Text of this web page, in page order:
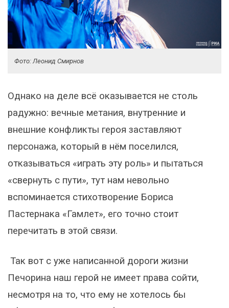
Фото: Леонид Смирнов
Однако на деле всё оказывается не столь
радужно: вечные метания, внутренние и
внешние конфликты героя заставляют
персонажа, который в нём поселился,
отказываться «играть эту роль» и пытаться
«свернуть с пути», тут нам невольно
вспоминается стихотворение Бориса
Пастернака «Гамлет», его точно стоит
перечитать в этой связи.
Так вот с уже написанной дороги жизни
Печорина наш герой не имеет права сойти,
несмотря на то, что ему не хотелось бы